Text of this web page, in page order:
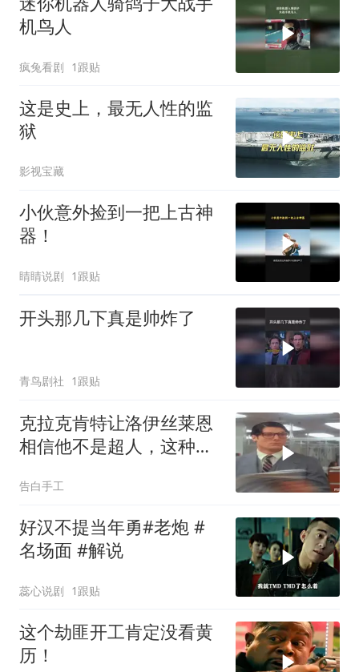
机鸟人
疯兔看剧 1跟贴
这是史上，最无人性的监
狱
影视宝藏
小伙意外捡到一把上古神
器！
睛睛说剧 1跟贴
开头那几下真是帅炸了
青鸟剧社 1跟贴
克拉克肯特让洛伊丝莱恩
相信他不是超人，这种心
告白手工
好汉不提当年勇#老炮 #
名场面 #解说
蕊心说剧 1跟贴
这个劫匪开工肯定没看黄
历！